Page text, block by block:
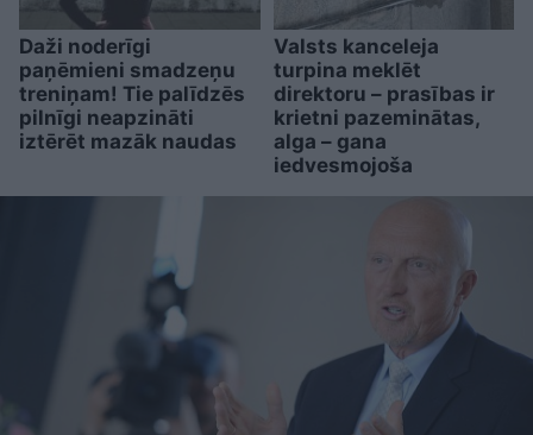
Daži noderīgi
paņēmieni smadzeņu
treniņam! Tie palīdzēs
pilnīgi neapzināti
iztērēt mazāk naudas
Valsts kanceleja
turpina meklēt
direktoru – prasības ir
krietni pazeminātas,
alga – gana
iedvesmojoša